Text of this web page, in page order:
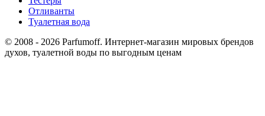
Отливанты
Туалетная вода
© 2008 - 2026 Parfumoff. Интернет-магазин мировых брендов
духов, туалетной воды по выгодным ценам